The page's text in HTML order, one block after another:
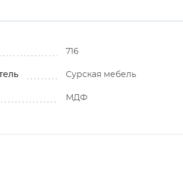
716
Сурская мебель
МДФ